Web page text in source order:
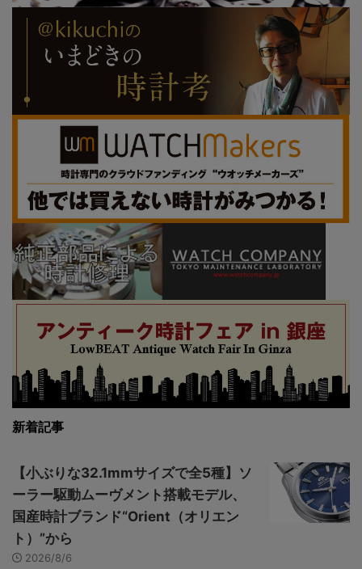
新着記事
【小ぶりな32.1mmサイズで全5種】ソ
ーラー駆動ムーヴメント搭載モデル、
国産時計ブランド“Orient（オリエン
ト）”から
2026/8/6